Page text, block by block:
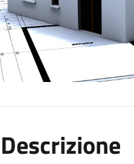
Descrizione